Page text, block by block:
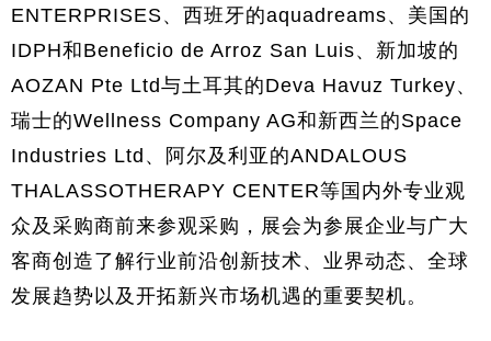
ENTERPRISES、西班牙的aquadreams、美国的
IDPH和Beneficio de Arroz San Luis、新加坡的
AOZAN Pte Ltd与土耳其的Deva Havuz Turkey、
瑞士的Wellness Company AG和新西兰的Space
Industries Ltd、阿尔及利亚的ANDALOUS
THALASSOTHERAPY CENTER等国内外专业观
众及采购商前来参观采购，展会为参展企业与广大
客商创造了解行业前沿创新技术、业界动态、全球
发展趋势以及开拓新兴市场机遇的重要契机。